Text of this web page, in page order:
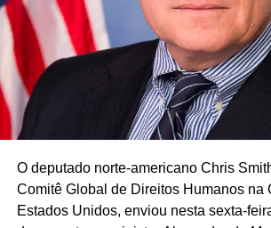
O deputado norte-americano Chris
Comitê Global de Direitos Humanos na
Estados Unidos, enviou nesta sexta-